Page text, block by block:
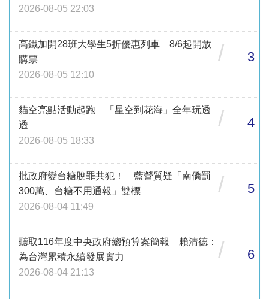
2026-08-05 22:03
高鐵加開28班大學生5折優惠列車 8/6起開放
購票
2026-08-05 12:10
/ 3
貓空亮點活動起跑 「星空到花海」全年玩透
透
2026-08-05 18:33
/ 4
批政府變台糖脫罪共犯！ 藍營質疑「南僑罰
300萬、台糖不用通報」雙標
2026-08-04 11:49
/ 5
聽取116年度中央政府總預算案簡報 賴清德：
為台灣累積永續發展實力
2026-08-04 21:13
/ 6